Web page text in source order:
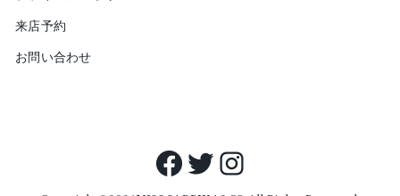
来店予約
お問い合わせ
Facebook
Twitter
Instagram